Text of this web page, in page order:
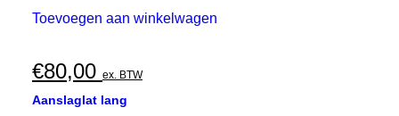
Toevoegen aan winkelwagen
€80,00 ex. BTW
Aanslaglat lang